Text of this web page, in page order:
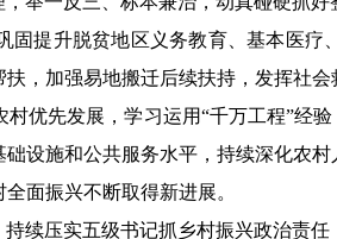
提升脱贫地区义务教育、基本医
，加强易地搬迁后续扶持，发挥社
优先发展，学习运用“千万工程”经
设施和公共服务水平，持续深化农
面振兴不断取得新进展。
压实五级书记抓乡村振兴政治责任